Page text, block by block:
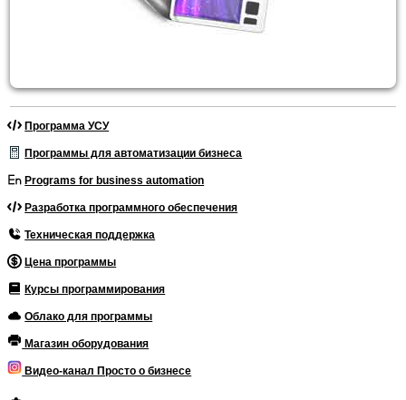
Программа УСУ
Программы для автоматизации бизнеса
Programs for business automation
Разработка программного обеспечения
Техническая поддержка
Цена программы
Курсы программирования
Облако для программы
Магазин оборудования
Видео-канал Просто о бизнесе